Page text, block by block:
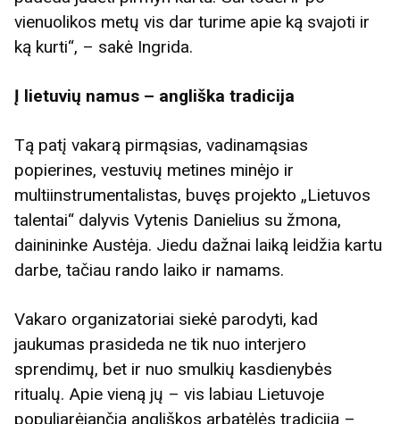
vienuolikos metų vis dar turime apie ką svajoti ir
ką kurti“, – sakė Ingrida.
Į lietuvių namus – angliška tradicija
Tą patį vakarą pirmąsias, vadinamąsias
popierines, vestuvių metines minėjo ir
multiinstrumentalistas, buvęs projekto „Lietuvos
talentai“ dalyvis Vytenis Danielius su žmona,
dainininke Austėja. Jiedu dažnai laiką leidžia kartu
darbe, tačiau rando laiko ir namams.
Vakaro organizatoriai siekė parodyti, kad
jaukumas prasideda ne tik nuo interjero
sprendimų, bet ir nuo smulkių kasdienybės
ritualų. Apie vieną jų – vis labiau Lietuvoje
populiarėjančią angliškos arbatėlės tradiciją –